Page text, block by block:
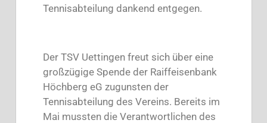
Tennisabteilung dankend entgegen.
Der TSV Uettingen freut sich über eine
großzügige Spende der Raiffeisenbank
Höchberg eG zugunsten der
Tennisabteilung des Vereins. Bereits im
Mai mussten die Verantwortlichen des